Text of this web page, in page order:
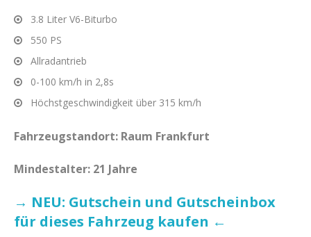
3.8 Liter V6-Biturbo
550 PS
Allradantrieb
0-100 km/h in 2,8s
Höchstgeschwindigkeit über 315 km/h
Fahrzeugstandort: Raum Frankfurt
Mindestalter: 21 Jahre
→ NEU: Gutschein und Gutscheinbox
für dieses Fahrzeug kaufen ←